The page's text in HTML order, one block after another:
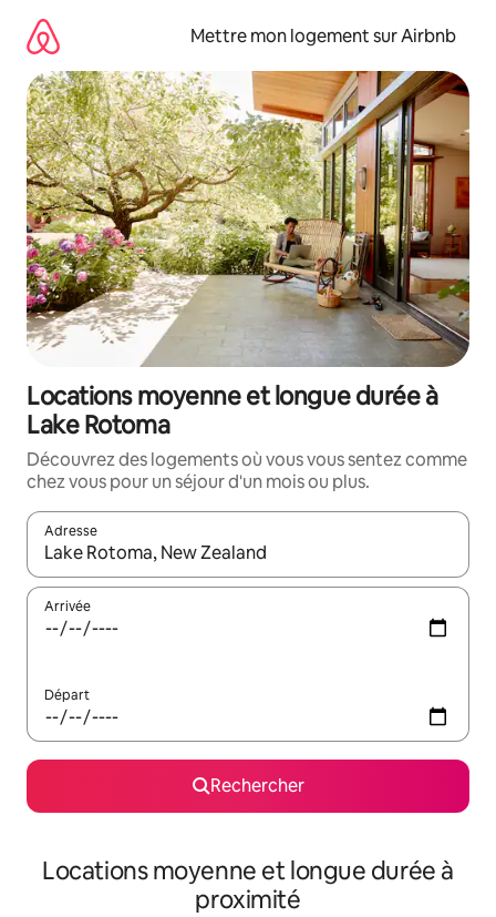
directement
contenu
Mettre mon logement sur Airbnb
Locations moyenne et longue durée à
Lake Rotoma
Découvrez des logements où vous vous sentez comme
chez vous pour un séjour d'un mois ou plus.
Adresse
Lorsque les résultats s'affichent, utilisez les flèches vers le
Arrivée
Départ
Rechercher
Locations moyenne et longue durée à
proximité